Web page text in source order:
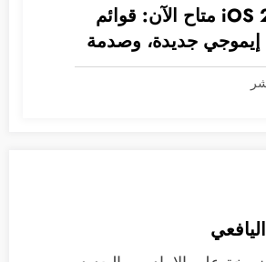
تحديث iOS 26.4 متاح الآن: قوائم
إيموجي جديدة، وصدمة